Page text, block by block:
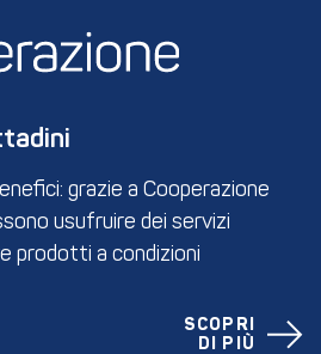
grazie a Cooperazione
usufruire dei servizi
prodotti a condizioni
SCOPRI
DI PIÙ